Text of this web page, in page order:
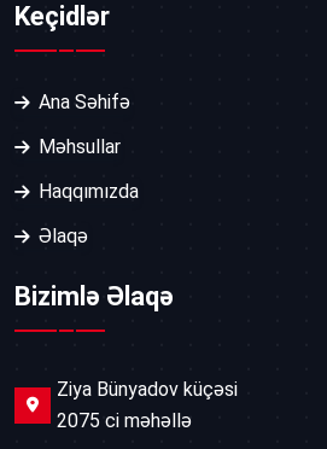
Keçidlər
Ana Səhifə
Məhsullar
Haqqımızda
Əlaqə
Bizimlə Əlaqə
Ziya Bünyadov küçəsi
2075 ci məhəllə